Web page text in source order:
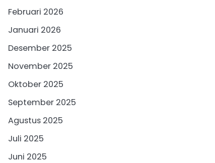
Februari 2026
Januari 2026
Desember 2025
November 2025
Oktober 2025
September 2025
Agustus 2025
Juli 2025
Juni 2025